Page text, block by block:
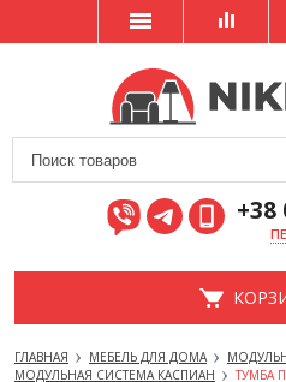
+38
ГЛАВНАЯ МЕБЕЛЬ ДЛЯ ДОМА
МОДУЛЬНАЯ СИСТЕМА КАСПИАН
ТУМБА